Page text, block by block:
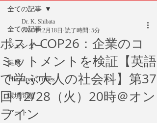
全ての記事
ジェンダー
健康
The Japan Times
環境問題
アート
全ての記事
ポストCOP26：企業のコ
ミットメントを検証【英語
で学ぶ大人の社会科】第37
回 12/28（火）20時＠オン
ライン
Dr. K. Shibata
2021年12月18日 読了時間: 5分